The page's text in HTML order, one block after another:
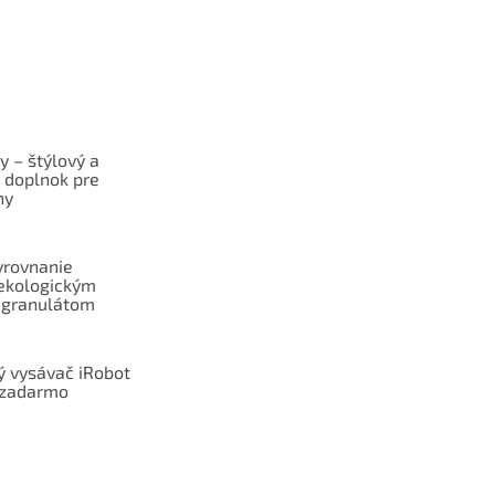
– štýlový a
pre
vysávač iRobot